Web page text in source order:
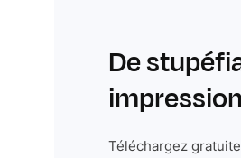
De
Téléchargez